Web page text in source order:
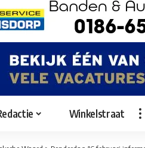
Winkelstraat